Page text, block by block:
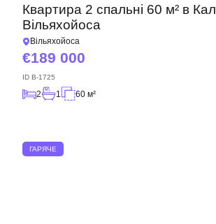
Квартира 2 спальні 60 м² в
Вільяхойоса
Вільяхойоса
189 000
ID B-1725
2 1 60 м²
ГАРЯЧЕ